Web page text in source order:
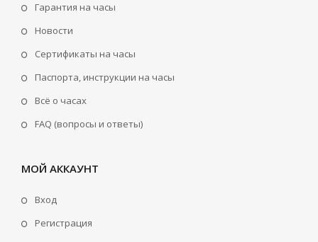
Гарантия на часы
Новости
Сертификаты на часы
Паспорта, инструкции на часы
Всё о часах
FAQ (вопросы и ответы)
МОЙ АККАУНТ
Вход
Регистрация